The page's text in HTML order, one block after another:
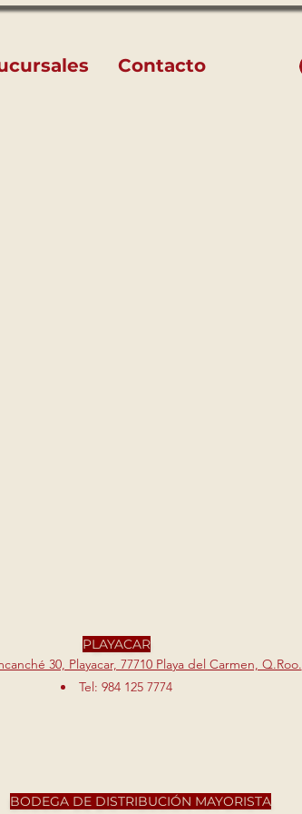
Contacto
PLAYACAR
30, Playacar, 77710 Playa del Carmen, Q.Roo.
Tel: 984 125 7774
BODEGA DE DISTRIBUCIÓN MAYORISTA